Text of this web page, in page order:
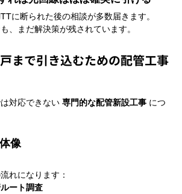
に断られた後の相談が多数届きます。
、まだ解決策が残されています。
まで引き込むための配管工事
対応できない 専門的な配管新設工事 につ
像
れになります：
ート調査